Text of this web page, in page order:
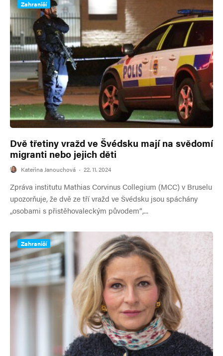
Zahraničí
Dvě třetiny vražd ve Švédsku mají na svědomí
migranti nebo jejich děti
Kateřina Janouchová · 22. 11. 2024
Zpráva institutu Mathias Corvinus Collegium (MCC) v Bruselu
upozorňuje, že dvě ze tří vražd ve Švédsku jsou spáchány
„osobami s přistěhovaleckým původem“,...
Zahraničí